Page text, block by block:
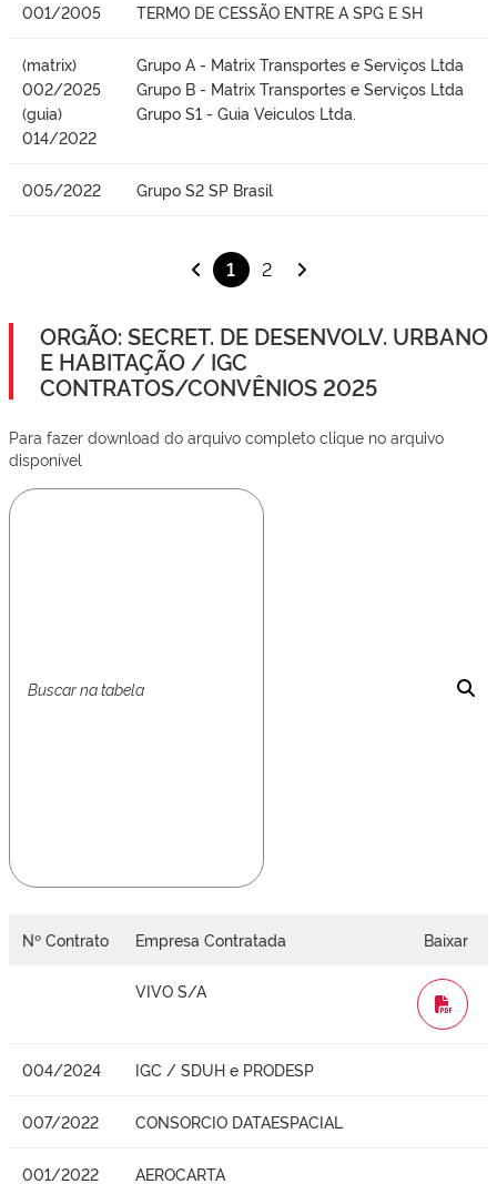
001/2005 TERMO DE CESSÃO ENTRE A SPG E SH
(matrix)
002/2025
(guia)
014/2022
Grupo A - Matrix Transportes e Serviços Ltda
Grupo B - Matrix Transportes e Serviços Ltda
Grupo S1 - Guia Veiculos Ltda.
005/2022 Grupo S2 SP Brasil
1 2
ORGÃO: SECRET. DE DESENVOLV. URBANO
E HABITAÇÃO / IGC
CONTRATOS/CONVÊNIOS 2025
Para fazer download do arquivo completo clique no arquivo
disponível
Nº Contrato Empresa Contratada Baixar
VIVO S/A
WORD
004/2024 IGC / SDUH e PRODESP
007/2022 CONSORCIO DATAESPACIAL
001/2022 AEROCARTA